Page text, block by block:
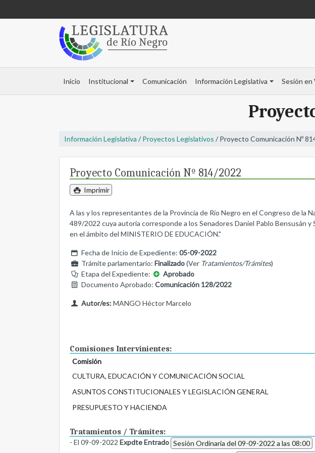
Inicio Institucional Comunicación Información Legislativa Sesión en
Información Legislativa / Proyectos Legislativos / Proyecto Comunicación Nº
Proyecto Comunicación Nº 814/2022
Imprimir
A las y los representantes de la Provincia de Río Negro en el Congreso de la
489/2022 cuya autoría corresponde a los Senadores Daniel Pablo Bensusán
en el ámbito del MINISTERIO DE EDUCACIÓN."
Fecha de Inicio de Expediente: 05-09-2022
Trámite parlamentario: Finalizado(Ver Tratamientos/Trámites)
Etapa del Expediente:
Aprobado
Documento Aprobado: Comunicación 128/2022
Autor/es:MANGO Héctor Marcelo
Comisiones Intervinientes:
Comisión
CULTURA, EDUCACIÓN Y COMUNICACIÓN SOCIAL
ASUNTOS CONSTITUCIONALES Y LEGISLACIÓN GENERAL
PRESUPUESTO Y HACIENDA
Tratamientos / Trámites:
- El 09-09-2022 Expdte Entrado Sesión Ordinaria del 09-09-2022 a las 08:00